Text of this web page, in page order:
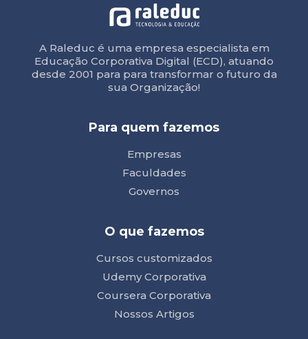
A Raleduc é uma empresa especialista em
Educação Corporativa Digital (ECD), atuando
desde 2001 para para transformar o futuro da
sua Organização!
Para quem fazemos
Empresas
Faculdades
Governos
O que fazemos
Cursos customizados
Udemy Corporativa
Coursera Corporativa
Nossos Artigos